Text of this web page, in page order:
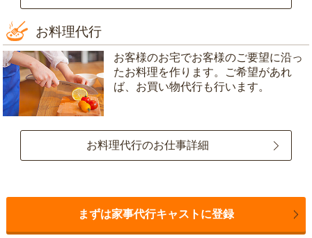
お料理代行
お客様のお宅でお客様のご要望に沿っ
たお料理を作ります。ご希望があれ
ば、お買い物代行も行います。
お料理代行のお仕事詳細
まずは家事代行キャストに登録